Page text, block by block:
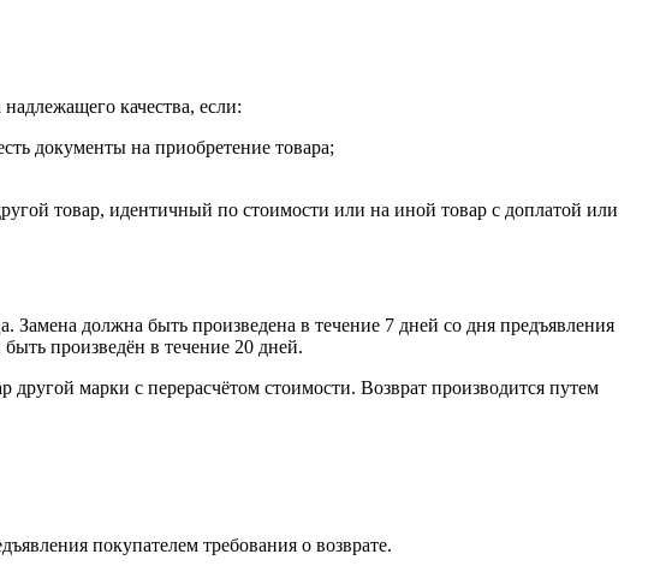
качества, если:
документы на приобретение товара;
товар, идентичный по стоимости или на иной товар с доплатой или
Замена должна быть произведена в течение 7 дней со дня предъявления
произведён в течение 20 дней.
марки с перерасчётом стоимости. Возврат производится путем
покупателем требования о возврате.